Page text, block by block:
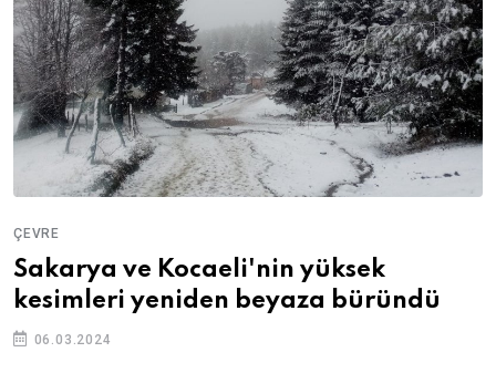
ÇEVRE
Sakarya ve Kocaeli'nin yüksek
kesimleri yeniden beyaza büründü
06.03.2024